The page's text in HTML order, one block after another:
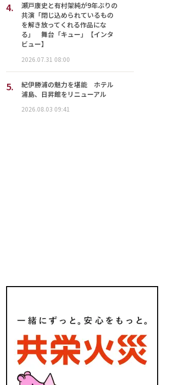
4.
瀬戸康史と有村架純が9年ぶりの
共演「閉じ込められているもの
を解き放ってくれる作品にな
る」 舞台「キュー」【インタ
ビュー】
2026.07.31 08:00
5.
紀伊勝浦の魅力を堪能 ホテル
浦島、日昇館をリニューアル
2026.08.03 09:41